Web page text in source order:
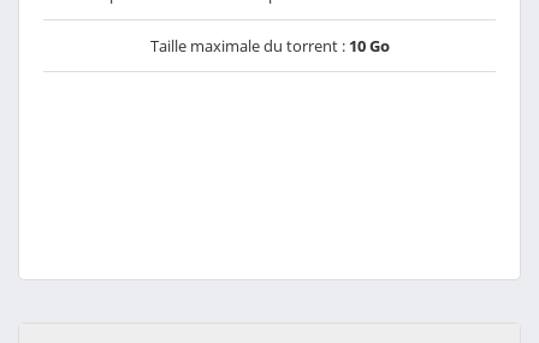
Taille maximale du torrent : 10 Go